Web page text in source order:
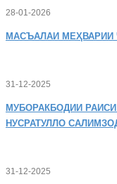
28-01-2026
МАСЪАЛАИ МЕҲВАРИИ
31-12-2025
МУБОРАКБОДИИ
НУСРАТУЛЛО
31-12-2025